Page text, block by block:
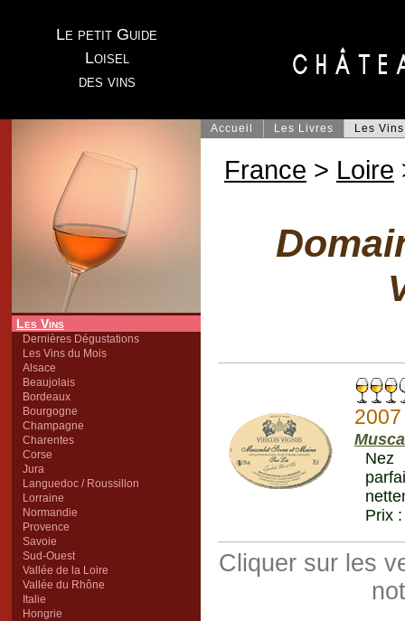
Le petit Guide
Loisel
des vins
Les Vins
Dernières Dégustations
Les Vins du Mois
Alsace
Beaujolais
Bordeaux
Bourgogne
Champagne
Charentes
Corse
Jura
Languedoc / Roussillon
Lorraine
Normandie
Provence
Savoie
Sud-Ouest
Vallée de la Loire
Vallée du Rhône
Italie
Hongrie
Accueil Les Livres Les Vins
France > Loire
2007
Nez
Prix :
Cliquer sur les